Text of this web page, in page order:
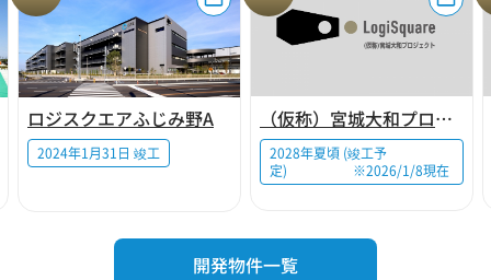
ロジスクエアふじみ野A
2024年1月31日 竣工
（仮称）宮城大和プロジェクト
2028年夏頃 (竣工予
定) ※2026/1/8現在
開発物件一覧